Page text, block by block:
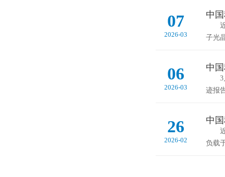
07
2026-03
中
近
子光
06
2026-03
中
3月
迹报
26
2026-02
中
近
负载